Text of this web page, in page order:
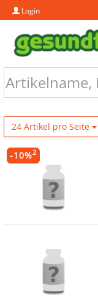
Login
24 Artikel pro Seite
-10%2